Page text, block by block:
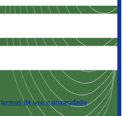
termos de uso e privacidade